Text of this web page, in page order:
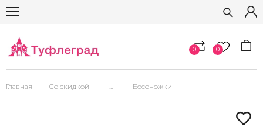
0 0
Главная Со скидкой ... Босоножки